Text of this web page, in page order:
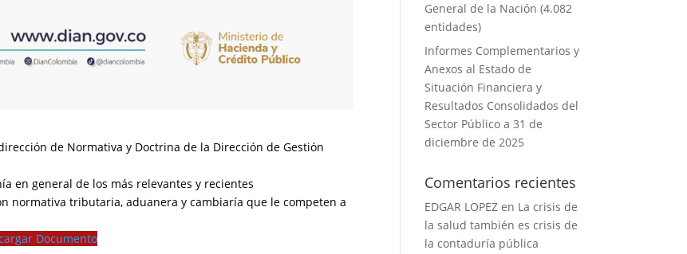
de Normativa y Doctrina de la Dirección de Gestión
en general de los más relevantes y recientes
normativa tributaria, aduanera y cambiaría que le competen a
Documento
General de la Nación (4.082
entidades)
Informes Complementarios y
Anexos al Estado de
Situación Financiera y
Resultados Consolidados del
Sector Público a 31 de
diciembre de 2025
Comentarios recientes
EDGAR LOPEZ en La crisis de
la salud también es crisis de
la contaduría pública